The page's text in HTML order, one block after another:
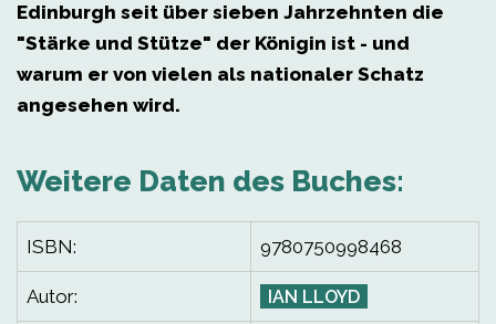
Edinburgh seit über sieben Jahrzehnten die
"Stärke und Stütze" der Königin ist - und
warum er von vielen als nationaler Schatz
angesehen wird.
Weitere Daten des Buches:
ISBN: 9780750998468
Autor: IAN LLOYD